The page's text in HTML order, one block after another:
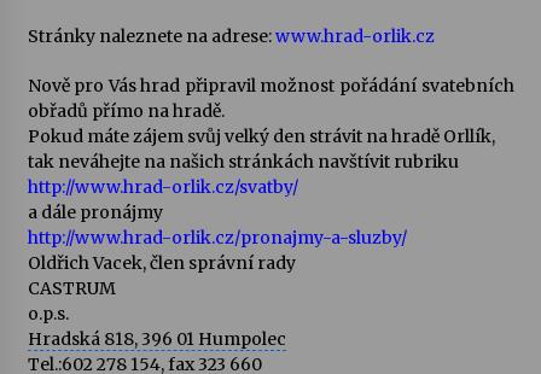
Votavžatský ploty
Letní koncerty ve Stromovce: Rufus Miller
22. 7. 2026
Vysočinka
17. 7. 2026
Ozvěny prázdnin
Stránky naleznete na adrese:www.hrad-orlik.cz
Nově pro Vás hrad připravil možnost pořádání svatebních
obřadů přímo na hradě.
Pokud máte zájem svůj velký den strávit na hradě Orllík,
tak neváhejte na našich stránkách navštívit rubriku
http://www.hrad-orlik.cz/svatby/
a dále pronájmy
http://www.hrad-orlik.cz/pronajmy-a-sluzby/
Oldřich Vacek, člen správní rady
CASTRUM
o.p.s.
Hradská 818, 396 01 Humpolec
Tel.:602 278 154, fax 323 660